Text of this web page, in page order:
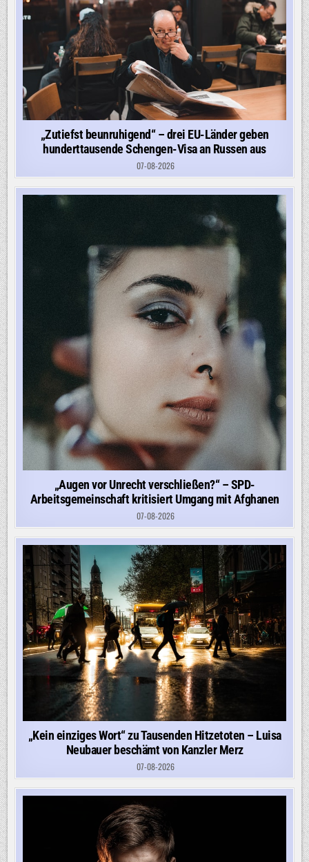
„Zutiefst beunruhigend“ – drei EU-Länder geben
hunderttausende Schengen-Visa an Russen aus
07-08-2026
„Augen vor Unrecht verschließen?“ – SPD-
Arbeitsgemeinschaft kritisiert Umgang mit Afghanen
07-08-2026
„Kein einziges Wort“ zu Tausenden Hitzetoten – Luisa
Neubauer beschämt von Kanzler Merz
07-08-2026